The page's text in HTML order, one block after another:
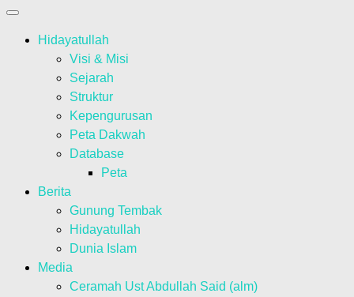
Hidayatullah
Visi & Misi
Sejarah
Struktur
Kepengurusan
Peta Dakwah
Database
Peta
Berita
Gunung Tembak
Hidayatullah
Dunia Islam
Media
Ceramah Ust Abdullah Said (alm)